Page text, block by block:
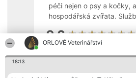
ORLOVÉ Veterinářství
18:13
péči nejen o psy a kočky,
hospodářská zvířata.
9.6
Bright Side Solutions sp. z o. Vítězové